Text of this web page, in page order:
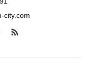
city.com